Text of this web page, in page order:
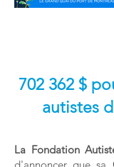
702 362 $
autistes
La Fondation